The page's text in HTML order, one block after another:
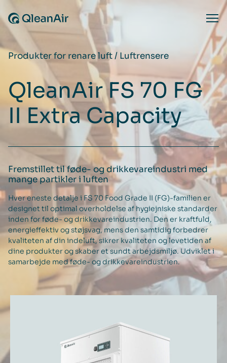
Produkter for renare luft/ Luftrensere
QleanAir FS 70 FG
II Extra Capacity
Fremstillet til føde- og drikkevareindustri med
mange partikler i luften
Hver eneste detalje i FS 70 Food Grade II (FG)-familien er
designet til optimal overholdelse af hygiejniske standarder
inden for føde- og drikkevareindustrien. Den er kraftfuld,
energieffektiv og støjsvag, mens den samtidig forbedrer
kvaliteten af din indeluft, sikrer kvaliteten og levetiden af
dine produkter og skaber et sundt arbejdsmiljø. Udviklet i
samarbejde med føde- og drikkevareindustrien.